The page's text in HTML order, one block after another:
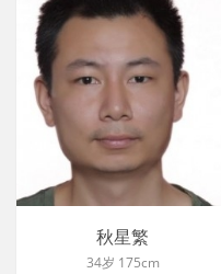
秋星繁
34岁 175cm